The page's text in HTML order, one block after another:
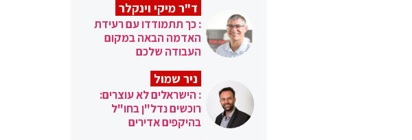
ד"ר מיקי וינקלר
: כך תתמודדו עם רעידת
האדמה הבאה במקום
העבודה שלכם
ניר שמול
: הישראלים לא עוצרים:
רוכשים נדל"ן בחו"ל
בהיקפים אדירים